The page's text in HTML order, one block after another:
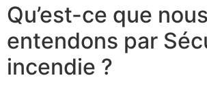
Qu’est-ce que nous
entendons par
incendie ?